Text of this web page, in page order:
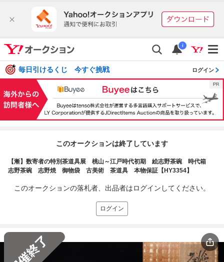
i
毎日引けるくじ 今すぐ挑戦 ログイン
このオークションは終了しています
【漸】数寄者の特別茶道具展 桃山～江戸時代初期 絵志野茶碗 時代箱
志野茶碗 志野焼 御物袋 古美術 茶道具 本物保証【HY3354】
このオークションの落札者、出品者はログインしてください。
ログイン